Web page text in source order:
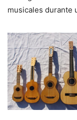
musicales durante